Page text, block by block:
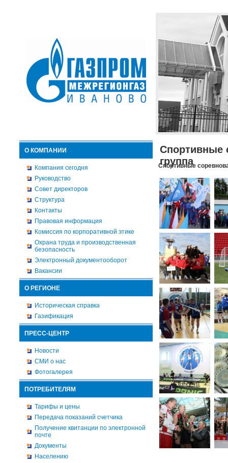
О КОМПАНИИ
Компания сегодня
Руководство
Совет директоров
Структура
Контакты
Правовая информация
Комиссия по корпоративной этике
Охрана труда и производственная
безопасность
Электронный документооборот
Вакансии
О РЕГИОНЕ
Историческая справка
Газификация
ПРЕСС-ЦЕНТР
Новости
СМИ о нас
Фотогалерея
ПОТРЕБИТЕЛЯМ
Тарифы и цены
Передача показаний счетчика
Получение квитанции по электронной
почте
Документы
Населению
Спортивные
группа
Спортивные